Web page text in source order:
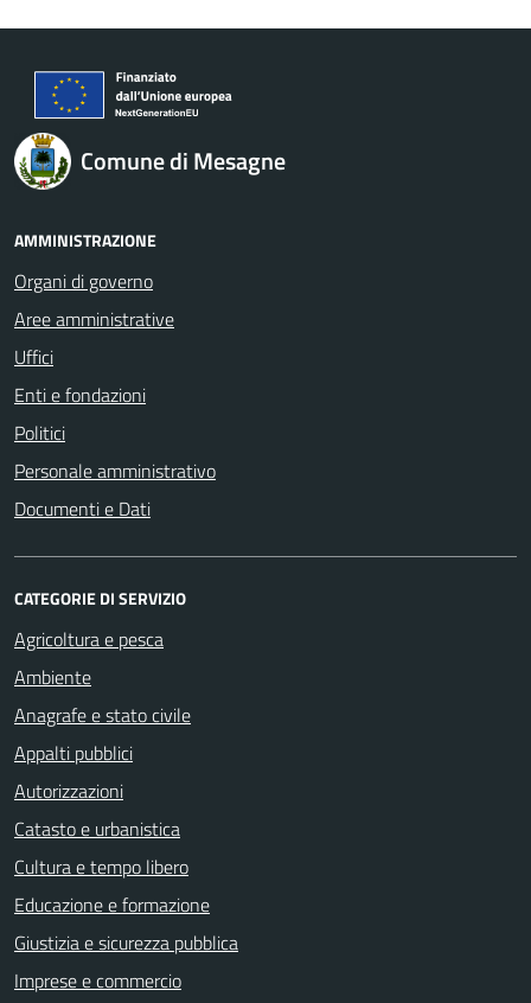
Comune di Mesagne
AMMINISTRAZIONE
Organi di governo
Aree amministrative
Uffici
Enti e fondazioni
Politici
Personale amministrativo
Documenti e Dati
CATEGORIE DI SERVIZIO
Agricoltura e pesca
Ambiente
Anagrafe e stato civile
Appalti pubblici
Autorizzazioni
Catasto e urbanistica
Cultura e tempo libero
Educazione e formazione
Giustizia e sicurezza pubblica
Imprese e commercio